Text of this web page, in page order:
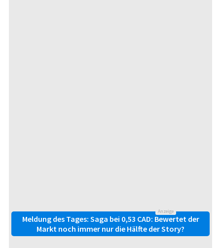
Anzeige
Meldung des Tages: Saga bei 0,53 CAD: Bewertet der
Markt noch immer nur die Hälfte der Story?